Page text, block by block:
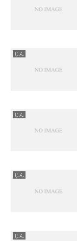
じん
じん
じん
じん